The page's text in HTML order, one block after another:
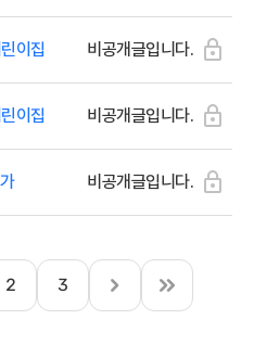
이집 비공개글입니다.
이집 비공개글입니다.
비공개글입니다.
2 3
다
음
끝